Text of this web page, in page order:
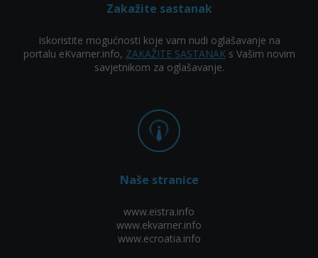
Zakažite sastanak
Iskoristite mogućnosti koje vam nudi oglašavanje na
portalu eKvarner.info, ZAKAŽITE SASTANAKs Vašim novim
savjetnikom za oglašavanje.
Naše stranice
www.eistra.info
www.ekvarner.info
www.ecroatia.info